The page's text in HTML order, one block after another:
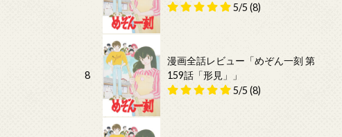
5/5 (8)
8
漫画全話レビュー「めぞん一刻 第
159話「形見」」
5/5 (8)